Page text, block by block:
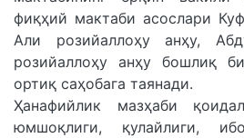
фиқҳий мактаби асослари
Али розийаллоҳу анҳу,
розийаллоҳу анҳу бошлиқ
ортиқ саҳобага таянади.
Ҳанафийлик мазҳаби
юмшоқлиги, қулайлиги,